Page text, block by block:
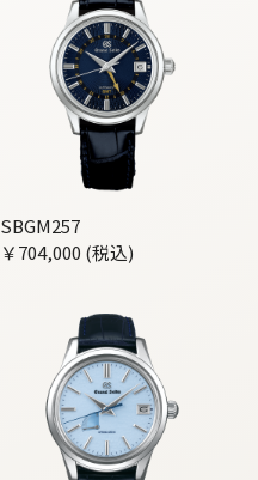
SBGM257
￥704,000 (税込)